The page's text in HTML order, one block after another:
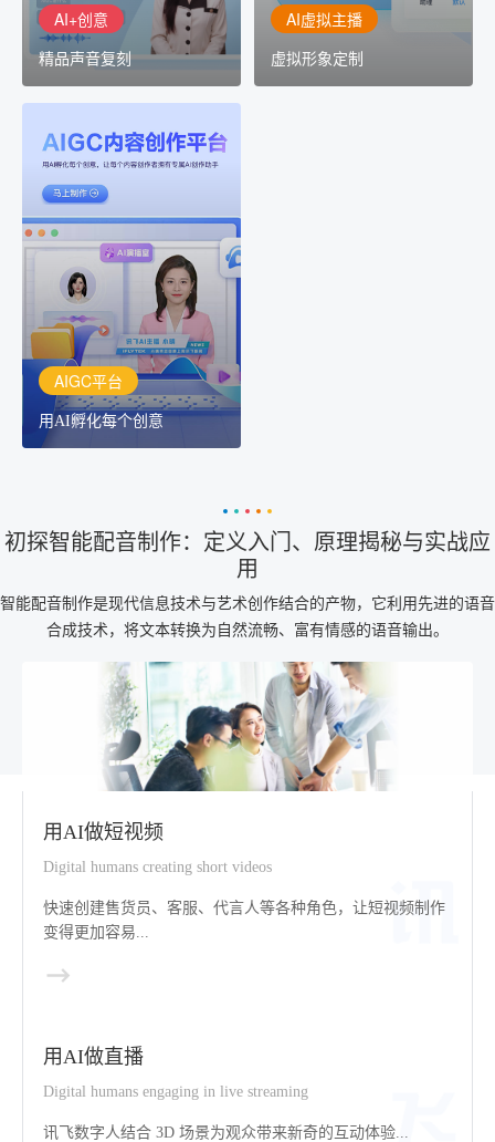
AI+创意
精品声音复刻
AI虚拟主播
虚拟形象定制
AIGC平台
用AI孵化每个创意
AIGC平台
用AI孵化每个创意
讯飞AIGC平台：让每个创
作者都拥有自己的专注AI
创作助手
初探智能配音制作：定义入门、原理揭秘与实战应
用
智能配音制作是现代信息技术与艺术创作结合的产物，它利用先进的语音
合成技术，将文本转换为自然流畅、富有情感的语音输出。
用AI做短视频
Digital humans creating short videos
快速创建售货员、客服、代言人等各种角色，让短视频制作
变得更加容易...
用AI做直播
Digital humans engaging in live streaming
讯飞数字人结合 3D 场景为观众带来新奇的互动体验...